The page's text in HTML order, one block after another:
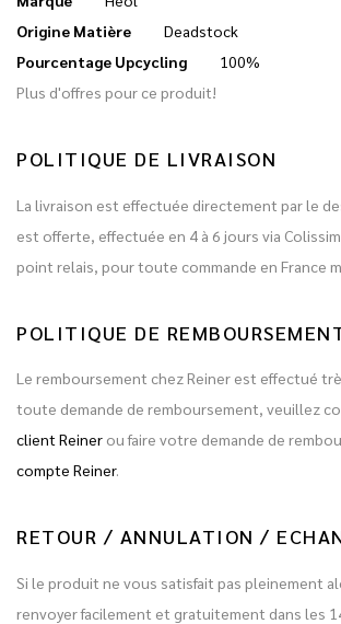
Origine Matière
Deadstock
Pourcentage Upcycling
100%
Plus d'offres pour ce produit!
POLITIQUE DE LIVRAISON
La livraison est effectuée directement par le
est offerte, effectuée en 4 à 6 jours via
point relais, pour toute commande en France
POLITIQUE DE
Le remboursement chez Reiner est effectué
toute demande de remboursement, veuillez
client Reiner ou faire votre demande de
compte Reiner.
RETOUR / ANNULATION /
Si le produit ne vous satisfait pas pleinement
renvoyer facilement et gratuitement dans les